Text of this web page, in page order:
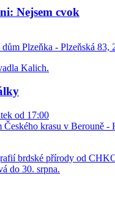
Nejsem cvok
Plzeňka - Plzeňská 83,
Kalich.
od 17:00
Českého krasu v Berouně -
brdské přírody od
do 30. srpna.